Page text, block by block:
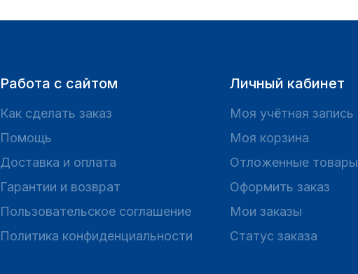
Работа с сайтом
Как сделать заказ
Помощь
Доставка и оплата
Гарантии и возврат
Пользовательское соглашение
Политика конфиденциальности
Личный кабинет
Моя учётная запись
Моя корзина
Отложенные товары
Оформить заказ
Мои заказы
Статус заказа